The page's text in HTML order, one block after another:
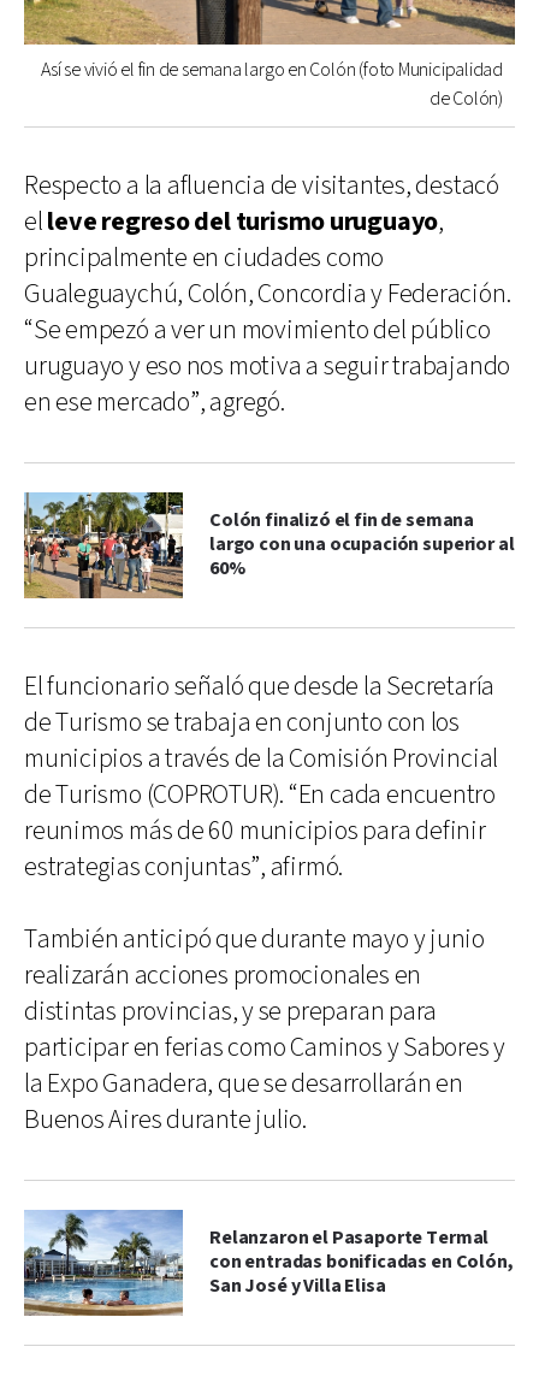
Así se vivió el fin de semana largo en Colón (foto Municipalidad
de Colón)
Respecto a la afluencia de visitantes, destacó
elleve regreso del turismo uruguayo,
principalmente en ciudades como
Gualeguaychú, Colón, Concordia y Federación.
“Se empezó a ver un movimiento del público
uruguayo y eso nos motiva a seguir trabajando
en ese mercado”, agregó.
Colón finalizó el fin de semana
largo con una ocupación superior al
60%
El funcionario señaló que desde la Secretaría
de Turismo se trabaja en conjunto con los
municipios a través de la Comisión Provincial
de Turismo (COPROTUR). “En cada encuentro
reunimos más de 60 municipios para definir
estrategias conjuntas”, afirmó.
También anticipó que durante mayo y junio
realizarán acciones promocionales en
distintas provincias, y se preparan para
participar en ferias como Caminos y Sabores y
la Expo Ganadera, que se desarrollarán en
Buenos Aires durante julio.
Relanzaron el Pasaporte Termal
con entradas bonificadas en Colón,
San José y Villa Elisa